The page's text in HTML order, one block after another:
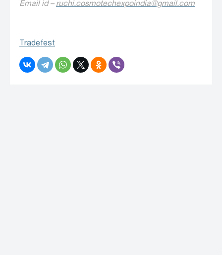
Email id – ruchi.cosmotechexpoindia@gmail.com
Tradefest